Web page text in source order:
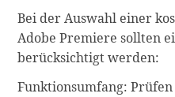
Bei der Auswahl einer
Adobe Premiere sollten
berücksichtigt werden:
Funktionsumfang: